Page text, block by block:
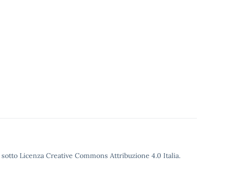
Licenza Creative Commons Attribuzione 4.0 Italia.